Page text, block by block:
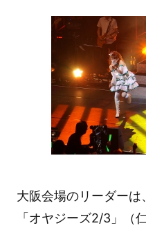
大阪会場のリーダーは
「オヤジーズ2/3」（